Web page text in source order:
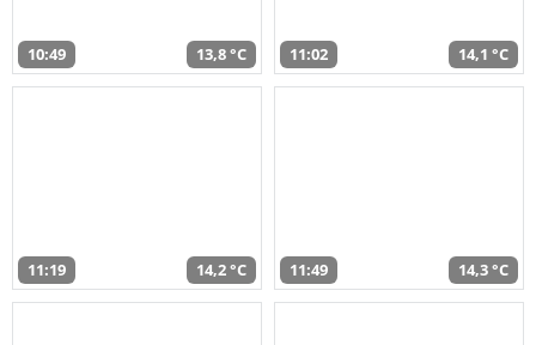
10:49 13,8 °C 11:02 14,1 °C
11:19 14,2 °C 11:49 14,3 °C